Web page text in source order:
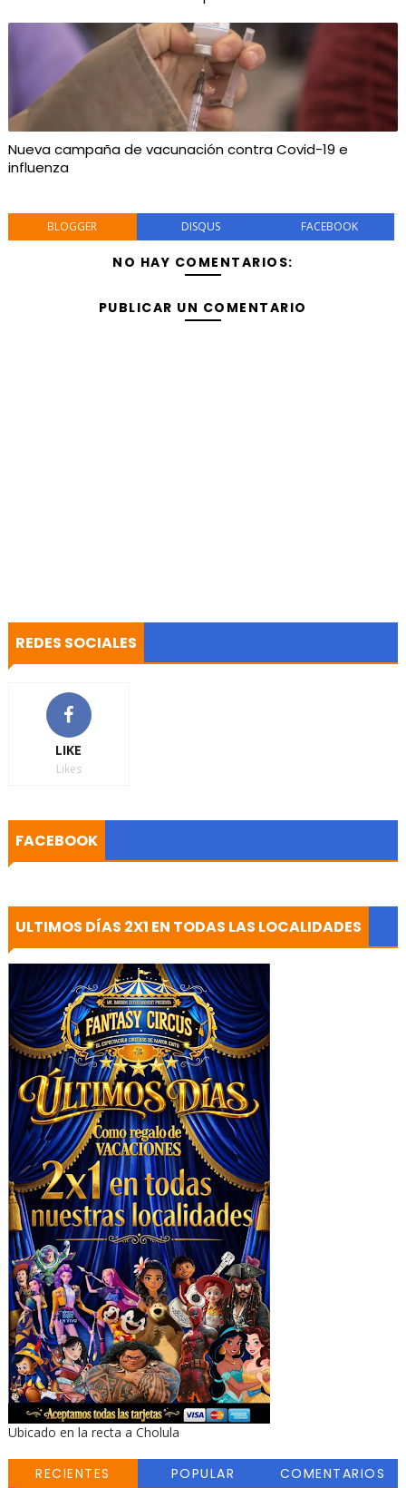
Nueva campaña de vacunación contra Covid-19 e
influenza
BLOGGER DISQUS FACEBOOK
NO HAY COMENTARIOS:
PUBLICAR UN COMENTARIO
REDES SOCIALES
LIKE
Likes
FACEBOOK
ULTIMOS DÍAS 2X1 EN TODAS LAS LOCALIDADES
Ubicado en la recta a Cholula
RECIENTES POPULAR COMENTARIOS